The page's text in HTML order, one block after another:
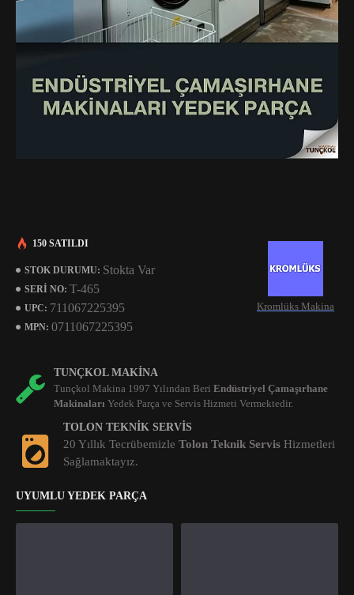
STOK DURUMU: Stokta Var
SERI NO: T-465
UPC: 711067225395
MPN: 0711067225395
Kromlüks Makina
150 SATILDI
TUNÇKOL MAKINA
Tunçkol Makina 1997 Yılından Beri Endüstriyel Çamaşırhane
Makinaları Yedek Parça ve Servis Hizmeti Vermektedir.
TOLON TEKNIK SERVIS
20 Yıllık Tecrübemizle Tolon Teknik Servis Hizmetleri
Sağlamaktayız.
UYUMLU YEDEK PARÇA